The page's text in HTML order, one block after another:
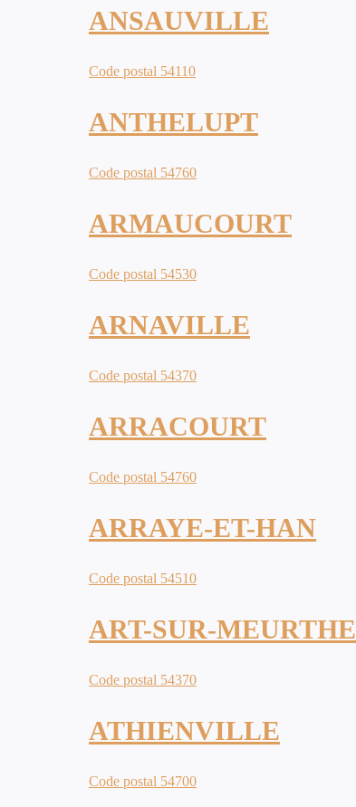
ANSAUVILLE
Code postal 54110
ANTHELUPT
Code postal 54760
ARMAUCOURT
Code postal 54530
ARNAVILLE
Code postal 54370
ARRACOURT
Code postal 54760
ARRAYE-ET-HAN
Code postal 54510
ART-SUR-MEURTHE
Code postal 54370
ATHIENVILLE
Code postal 54700